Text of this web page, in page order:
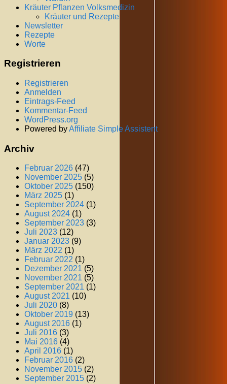
Kräuter Pflanzen Volksmedizin
Kräuter und Rezepte
Newsletter
Rezepte
Worte
Registrieren
Registrieren
Anmelden
Eintrags-Feed
Kommentar-Feed
WordPress.org
Powered byAffiliate Simple Assistent
Archiv
Februar 2026 (47)
November 2025 (5)
Oktober 2025 (150)
März 2025 (1)
September 2024 (1)
August 2024 (1)
September 2023 (3)
Juli 2023 (12)
Januar 2023 (9)
März 2022 (1)
Februar 2022 (1)
Dezember 2021 (5)
November 2021 (5)
September 2021 (1)
August 2021 (10)
Juli 2020 (8)
Oktober 2019 (13)
August 2016 (1)
Juli 2016 (3)
Mai 2016 (4)
April 2016 (1)
Februar 2016 (2)
November 2015 (2)
September 2015 (2)